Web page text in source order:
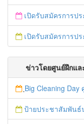
เปิดรับสมัครการประก
เปิดรับสมัครการประกวด
ข่าวโดยศูนย์ฝึกแล
Big Cleaning
ป้ายประชาสัมพันธ์นโยบา